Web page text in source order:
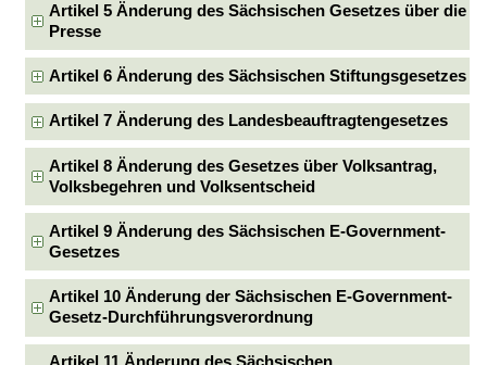
Artikel 5 Änderung des Sächsischen Gesetzes über die
Presse
Artikel 6 Änderung des Sächsischen Stiftungsgesetzes
Artikel 7 Änderung des Landesbeauftragtengesetzes
Artikel 8 Änderung des Gesetzes über Volksantrag,
Volksbegehren und Volksentscheid
Artikel 9 Änderung des Sächsischen E-Government-
Gesetzes
Artikel 10 Änderung der Sächsischen E-Government-
Gesetz-Durchführungsverordnung